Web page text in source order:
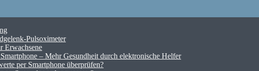
Pulsoximeter
Erwachsene
– Mehr Gesundheit durch elektronische Helfer
per Smartphone überprüfen?